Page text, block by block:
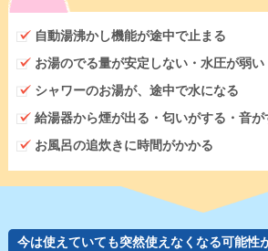
自動湯沸かし機能が途中で止まる
お湯のでる量が安定しない・水圧が弱い
シャワーのお湯が、途中で水になる
給湯器から煙が出る・匂いがする・音が
お風呂の追炊きに時間がかかる
今は使えていても突然使えなくなる可能性